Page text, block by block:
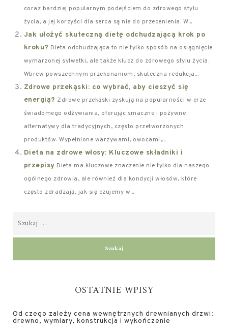
coraz bardziej popularnym podejściem do zdrowego stylu
życia, a jej korzyści dla serca są nie do przecenienia. W...
Jak ułożyć skuteczną dietę odchudzającą krok po
kroku? Dieta odchudzająca to nie tylko sposób na osiągnięcie
wymarzonej sylwetki, ale także klucz do zdrowego stylu życia.
Wbrew powszechnym przekonaniom, skuteczna redukcja...
Zdrowe przekąski: co wybrać, aby cieszyć się
energią? Zdrowe przekąski zyskują na popularności w erze
świadomego odżywiania, oferując smaczne i pożywne
alternatywy dla tradycyjnych, często przetworzonych
produktów. Wypełnione warzywami, owocami,...
Dieta na zdrowe włosy: Kluczowe składniki i
przepisy Dieta ma kluczowe znaczenie nie tylko dla naszego
ogólnego zdrowia, ale również dla kondycji włosów, które
często zdradzają, jak się czujemy w...
OSTATNIE WPISY
Od czego zależy cena wewnętrznych drewnianych drzwi:
drewno, wymiary, konstrukcja i wykończenie